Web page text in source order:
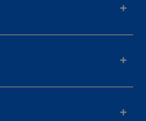
+
+
+